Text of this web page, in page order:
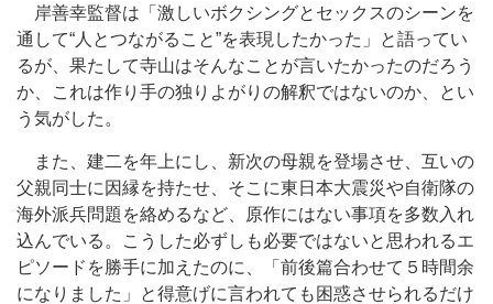
岸善幸監督は「激しいボクシングとセックスのシーンを
通して“人とつながること”を表現したかった」と語ってい
るが、果たして寺山はそんなことが言いたかったのだろう
か、これは作り手の独りよがりの解釈ではないのか、とい
う気がした。
また、建二を年上にし、新次の母親を登場させ、互いの
父親同士に因縁を持たせ、そこに東日本大震災や自衛隊の
海外派兵問題を絡めるなど、原作にはない事項を多数入れ
込んでいる。こうした必ずしも必要ではないと思われるエ
ピソードを勝手に加えたのに、「前後篇合わせて５時間余
になりました」と得意げに言われても困惑させられるだけ